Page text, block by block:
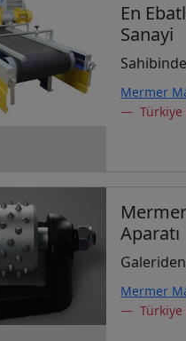
En
Sanayi
Mermer
Aparatı
Galeriden
Mermer